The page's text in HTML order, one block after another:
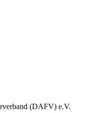
(DAFV) e.V.